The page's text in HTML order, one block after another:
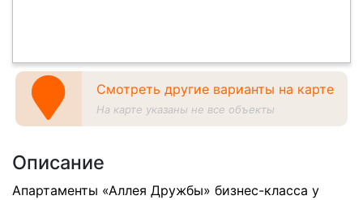
Смотреть другие варианты на карте
На карте указаны не все объекты
Описание
Апартаменты «Аллея Дружбы» бизнес-класса у